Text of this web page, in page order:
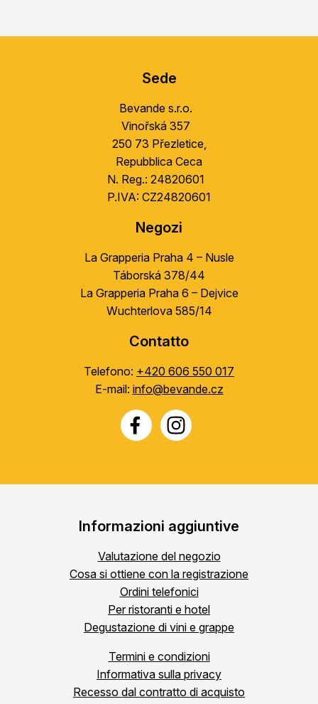
Sede
Bevande s.r.o.
Vinořská 357
250 73 Přezletice,
Repubblica Ceca
N. Reg.: 24820601
P.IVA: CZ24820601
Negozi
La Grapperia Praha 4 – Nusle
Táborská 378/44
La Grapperia Praha 6 – Dejvice
Wuchterlova 585/14
Contatto
Telefono: +420 606 550 017
E-mail: info@bevande.cz
Informazioni aggiuntive
Valutazione del negozio
Cosa si ottiene con la registrazione
Ordini telefonici
Per ristoranti e hotel
Degustazione di vini e grappe
Termini e condizioni
Informativa sulla privacy
Recesso dal contratto di acquisto